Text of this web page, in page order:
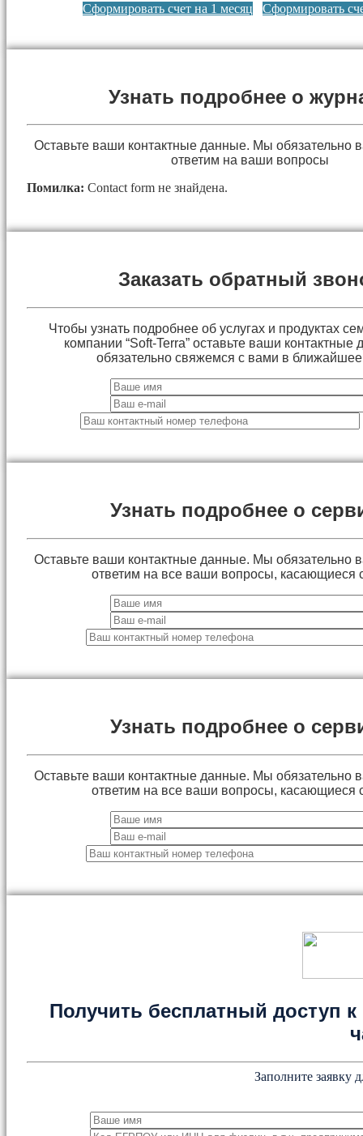
Сформировать счет на 1 месяц Сформировать
Узнать подробнее о
Оставьте ваши контактные данные. Мы обязательно
ответим на ваши вопросы
Помилка: Contact form не знайдена.
Заказать обратный
Чтобы узнать подробнее об услугах и продуктах
компании “Soft-Terra” оставьте ваши
обязательно свяжемся с вами в
Узнать подробнее о
Оставьте ваши контактные данные. Мы обязательно
ответим на все ваши вопросы, касающиеся
Узнать подробнее о
Оставьте ваши контактные данные. Мы обязательно
ответим на все ваши вопросы, касающиеся
Получить бесплатный доступ к
Заполните заявку